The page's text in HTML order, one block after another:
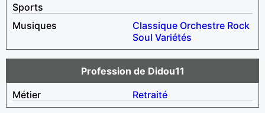
Sports
Musiques
Classique Orchestre Rock
Soul Variétés
Profession de Didou11
Métier
Retraité